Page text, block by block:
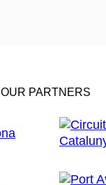
OUR PARTNERS